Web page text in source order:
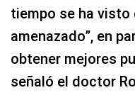
tiempo se ha visto
amenazado”, en
obtener mejores
señaló el doctor